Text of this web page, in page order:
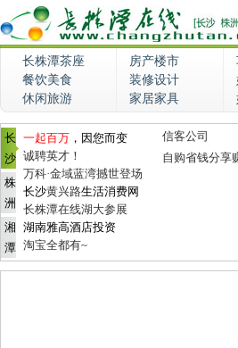
长株潭茶座 房产楼市
餐饮美食
装修设计
休闲旅游
家居家具
长
沙
株
洲
湘
潭
一起百万 ，因您而变
诚聘英才！
万科·金域蓝湾撼世登场
长沙黄兴路生活消费网
长株潭在线湖大参展
湖南雅高酒店投资
淘宝全都有~
信客公司
自购省钱分享